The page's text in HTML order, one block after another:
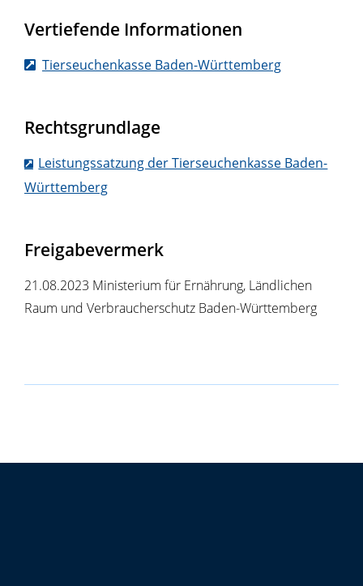
Vertiefende Informationen
Tierseuchenkasse Baden-Württemberg
Rechtsgrundlage
Leistungssatzung der Tierseuchenkasse Baden-
Württemberg
Freigabevermerk
21.08.2023 Ministerium für Ernährung, Ländlichen
Raum und Verbraucherschutz Baden-Württemberg